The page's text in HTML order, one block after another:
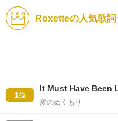
Roxetteの人気歌
1位
It Must Have Been
愛のぬくもり